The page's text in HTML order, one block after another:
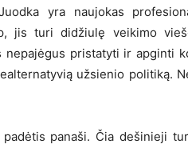
yra naujokas
jis turi didžiulę veikimo
nepajėgus pristatyti ir apginti
užsienio politiką.
panaši. Čia dešinieji